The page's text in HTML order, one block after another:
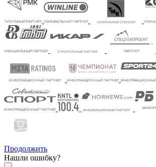
Продолжить
Нашли ошибку?